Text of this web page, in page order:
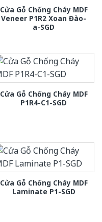
Cửa Gỗ Chống Cháy MDF
Veneer P1R2 Xoan Đào-
a-SGD
Cửa Gỗ Chống Cháy MDF
P1R4-C1-SGD
Cửa Gỗ Chống Cháy MDF
Laminate P1-SGD